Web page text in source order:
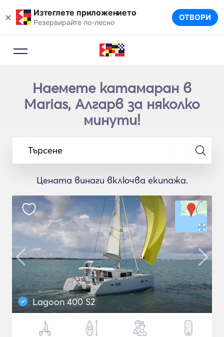
× Изтеглете приложението
Резервирайте по-лесно ОТВОРИ
Наемете катамаран в
Marias, Алгарв за няколко
минути!
Търсене
Цената винаги включва екипажа.
Lagoon 400 S2